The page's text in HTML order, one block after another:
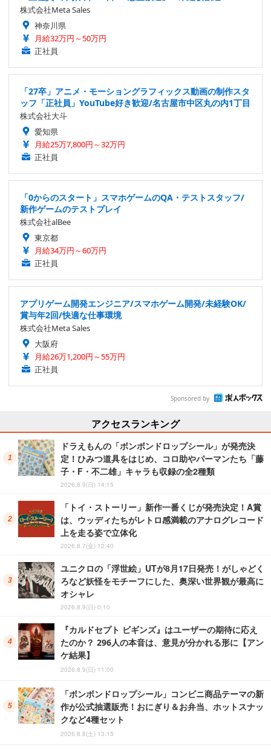
株式会社Meta Sales
神奈川県
月給32万円～50万円
正社員
「27卒」アニメ・モーショングラフィックス動画の制作スタ
ッフ「正社員」YouTube好き歓迎/名古屋市中区丸の内1丁目
株式会社大斗
愛知県
月給25万7,800円～32万円
正社員
「0からのスタート」スマホゲームのQA・テストスタッフ/
新作ゲームのテストプレイ
株式会社alBee
東京都
月給34万円～60万円
正社員
アプリゲーム開発エンジニア/スマホゲーム開発/未経験OK/
賞与年2回/快適な仕事環境
株式会社Meta Sales
大阪府
月給26万1,200円～55万円
正社員
Sponsored by
アクセスランキング
ドラえもんの「ボンボンドロップシール」が発売決
定！ひみつ道具をはじめ、コロ助やパーマンたち「藤
子・F・不二雄」キャラも収録の全2種類
2026.8.9(日) 14:15
「トイ・ストーリー」新作一番くじが発売決定！A賞
は、ウッディたちがレトロ感満載のアナログレコード
上を走る姿で立体化
2026.8.7(金) 12:40
ユニクロの「浮世絵」UTが8月17日発売！がしゃどく
ろなど妖怪をモチーフにした、奥深い世界観が最高に
オシャレ
2026.8.9(日) 0:10
『カルドセプト ビギンズ』はユーザーの期待に応え
たのか？ 296人の本音は、意見が分かれる形に【アン
ケ結果】
2026.8.9(日) 11:00
「ボンボンドロップシール」コンビニ商品テーマの新
作が公式抽選販売！おにぎり＆お弁当、ホットスナッ
クなど4種セット
2026.8.8(土) 13:15